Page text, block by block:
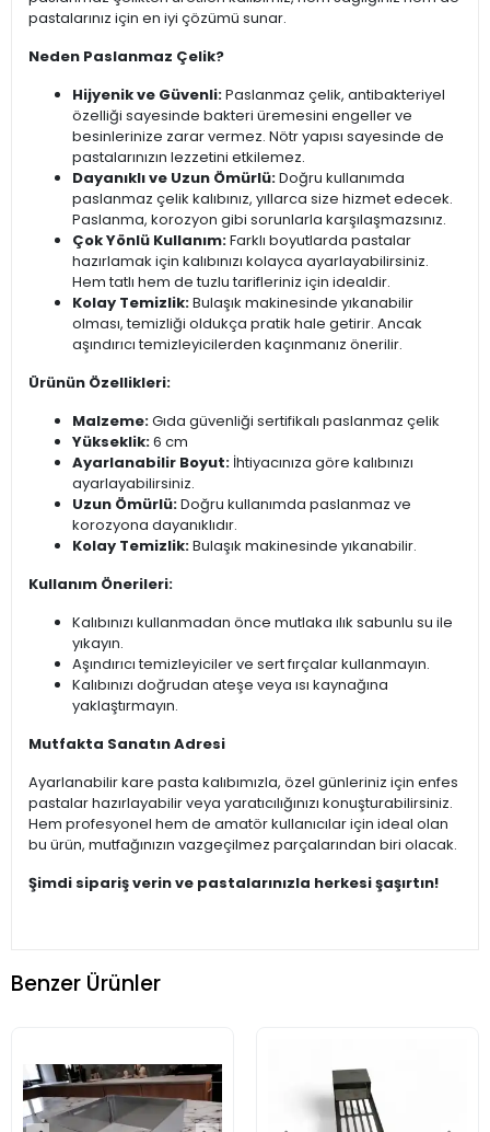
pastalarınız için en iyi çözümü sunar.
Neden Paslanmaz Çelik?
Hijyenik ve Güvenli:Paslanmaz çelik, antibakteriyel
özelliği sayesinde bakteri üremesini engeller ve
besinlerinize zarar vermez. Nötr yapısı sayesinde de
pastalarınızın lezzetini etkilemez.
Dayanıklı ve Uzun Ömürlü:Doğru kullanımda
paslanmaz çelik kalıbınız, yıllarca size hizmet edecek.
Paslanma, korozyon gibi sorunlarla karşılaşmazsınız.
Çok Yönlü Kullanım:Farklı boyutlarda pastalar
hazırlamak için kalıbınızı kolayca ayarlayabilirsiniz.
Hem tatlı hem de tuzlu tarifleriniz için idealdir.
Kolay Temizlik:Bulaşık makinesinde yıkanabilir
olması, temizliği oldukça pratik hale getirir. Ancak
aşındırıcı temizleyicilerden kaçınmanız önerilir.
Ürünün Özellikleri:
Malzeme:Gıda güvenliği sertifikalı paslanmaz çelik
Yükseklik:6 cm
Ayarlanabilir Boyut: İhtiyacınıza göre kalıbınızı
ayarlayabilirsiniz.
Uzun Ömürlü:Doğru kullanımda paslanmaz ve
korozyona dayanıklıdır.
Kolay Temizlik:Bulaşık makinesinde yıkanabilir.
Kullanım Önerileri:
Kalıbınızı kullanmadan önce mutlaka ılık sabunlu su ile
yıkayın.
Aşındırıcı temizleyiciler ve sert fırçalar kullanmayın.
Kalıbınızı doğrudan ateşe veya ısı kaynağına
yaklaştırmayın.
Mutfakta Sanatın Adresi
Ayarlanabilir kare pasta kalıbımızla, özel günleriniz için enfes
pastalar hazırlayabilir veya yaratıcılığınızı konuşturabilirsiniz.
Hem profesyonel hem de amatör kullanıcılar için ideal olan
bu ürün, mutfağınızın vazgeçilmez parçalarından biri olacak.
Şimdi sipariş verin ve pastalarınızla herkesi şaşırtın!
Benzer Ürünler